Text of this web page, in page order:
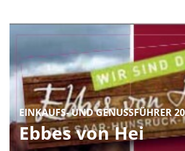
EINKAUFS- UND GENUSSFÜHRER
Ebbes von Hei